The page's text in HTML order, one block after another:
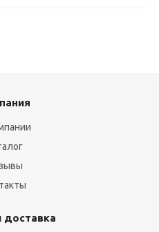
доставка